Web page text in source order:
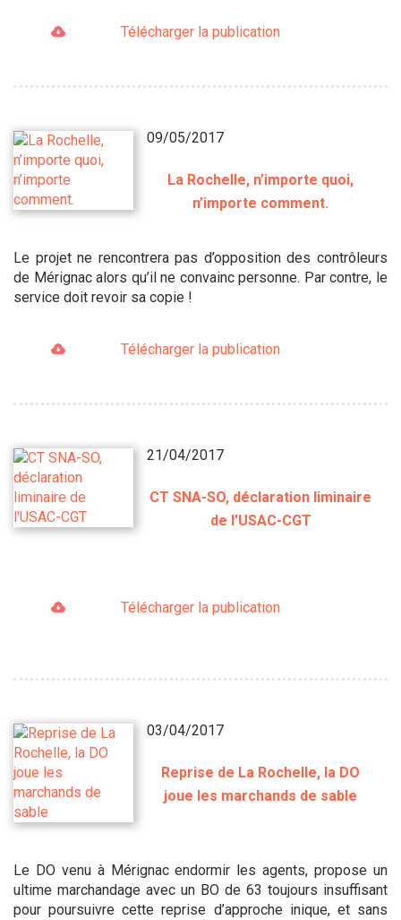
Télécharger la publication
09/05/2017
La Rochelle, n’importe quoi,
n’importe comment.
Le projet ne rencontrera pas d’opposition des contrôleurs
de Mérignac alors qu’il ne convainc personne. Par contre, le
service doit revoir sa copie !
Télécharger la publication
21/04/2017
CT SNA-SO, déclaration liminaire
de l'USAC-CGT
Télécharger la publication
03/04/2017
Reprise de La Rochelle, la DO
joue les marchands de sable
Le DO venu à Mérignac endormir les agents, propose un
ultime marchandage avec un BO de 63 toujours insuffisant
pour poursuivre cette reprise d’approche inique, et sans